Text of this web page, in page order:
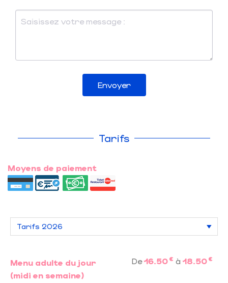
Envoyer
Tarifs
Moyens de paiement
Menu adulte du jour
(midi en semaine)
De16.50 € à18.50 €